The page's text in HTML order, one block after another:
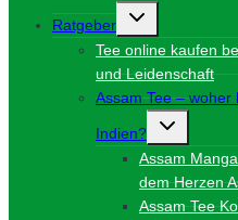
Ratgeber
Untermenü
Tee online kaufen
und Leidenschaft
Assam Tee –
Indien?
Untermenü
Assam
dem Herzen
Assam Tee